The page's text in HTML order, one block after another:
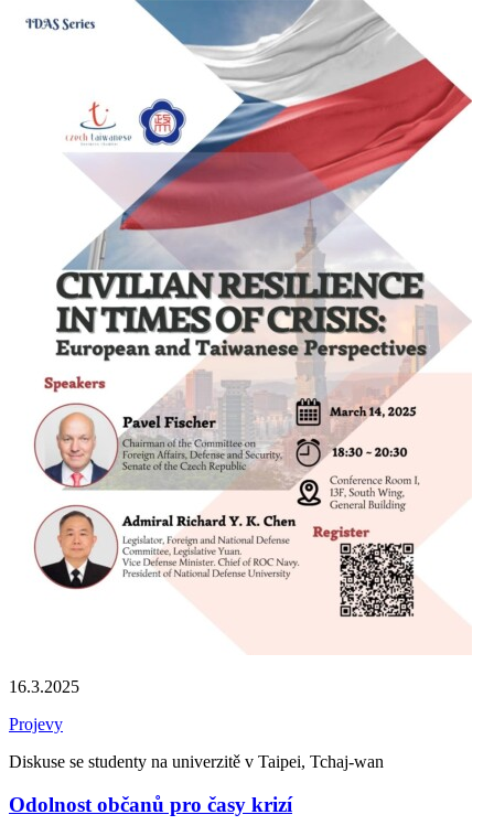
16.3.2025
Projevy
Diskuse se studenty na univerzitě v Taipei, Tchaj-wan
Odolnost občanů pro časy krizí